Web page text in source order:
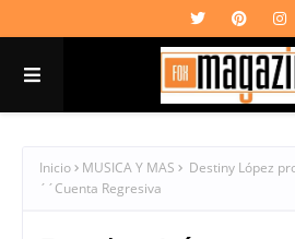
Inicio MUSICA Y MAS
Destiny López
´´Cuenta Regresiva